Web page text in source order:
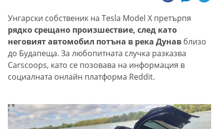
Унгарски собственик на Tesla Model X претърпя
рядко срещано произшествие, след като
неговият автомобил потъна в река Дунав близо
до Будапеща. За любопитната случка разказва
Carscoops, като се позовава на информация в
социалната онлайн платформа Reddit.